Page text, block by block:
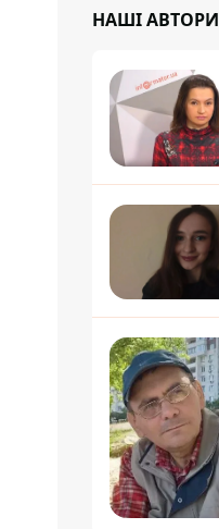
НАШІ АВТОРИ